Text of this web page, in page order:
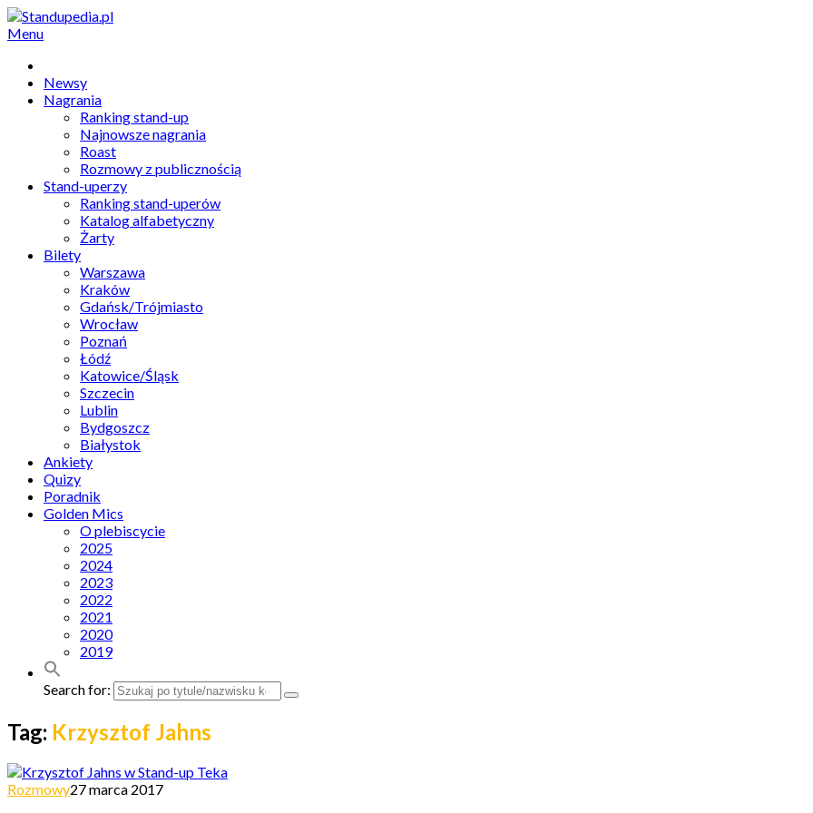
Menu
Newsy
Nagrania
Ranking stand-up
Najnowsze nagrania
Roast
Rozmowy z publicznością
Stand-uperzy
Ranking stand-uperów
Katalog alfabetyczny
Żarty
Bilety
Warszawa
Kraków
Gdańsk/Trójmiasto
Wrocław
Poznań
Łódź
Katowice/Śląsk
Szczecin
Lublin
Bydgoszcz
Białystok
Ankiety
Quizy
Poradnik
Golden Mics
O plebiscycie
2025
2024
2023
2022
2021
2020
2019
Search for:
Tag: Krzysztof Jahns
Rozmowy27 marca 2017